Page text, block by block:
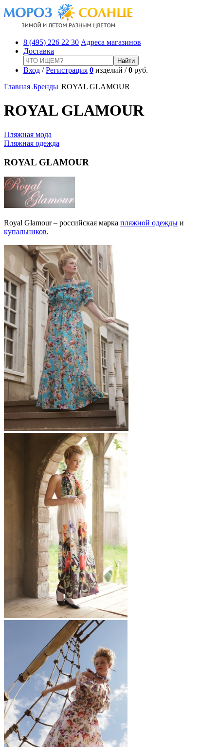
8 (495) 226 22 30 Адреса магазинов
Доставка
Вход /Регистрация 0 изделий /0 руб.
Главная Бренды ROYAL GLAMOUR
ROYAL GLAMOUR
Пляжная мода
Пляжная одежда
ROYAL GLAMOUR
Royal Glamour – российская марка пляжной одежды и
купальников.